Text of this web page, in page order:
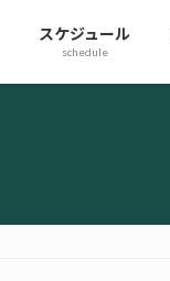
スケジュール
schedule